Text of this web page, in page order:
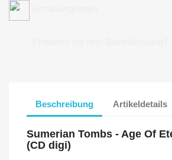
Beschreibung Artikeldetails
Sumerian Tombs - Age Of
(CD digi)